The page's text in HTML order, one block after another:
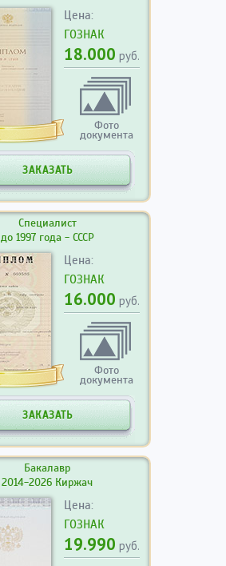
Цена:
ГОЗНАК
18.000 руб.
Фото
документа
ЗАКАЗАТЬ
Специалист
до 1997 года - СССР
Цена:
ГОЗНАК
16.000 руб.
Фото
документа
ЗАКАЗАТЬ
Бакалавр
2014-2026 Киржач
Цена:
ГОЗНАК
19.990 руб.